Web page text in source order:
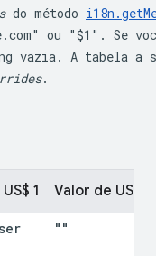
do método
ou "$1". Se
vazia. A tabela a
.
1 Valor de US $2
""